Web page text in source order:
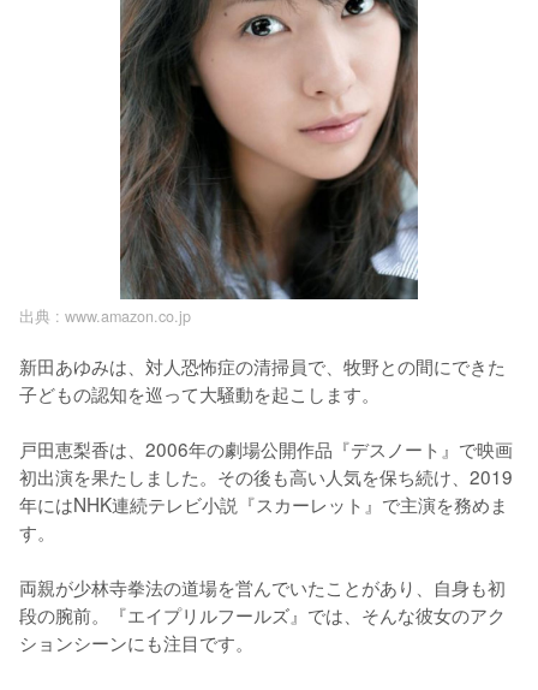
出典 : www.amazon.co.jp
新田あゆみは、対人恐怖症の清掃員で、牧野との間にできた
子どもの認知を巡って大騒動を起こします。
戸田恵梨香は、2006年の劇場公開作品『デスノート』で映画
初出演を果たしました。その後も高い人気を保ち続け、2019
年にはNHK連続テレビ小説『スカーレット』で主演を務めま
す。
両親が少林寺拳法の道場を営んでいたことがあり、自身も初
段の腕前。『エイプリルフールズ』では、そんな彼女のアク